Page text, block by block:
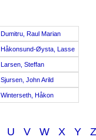
Dumitru, Raul Marian
Håkonsund-Øysta, Lasse
Larsen, Steffan
Sjursen, John Arild
Winterseth, Håkon
U V W X Y Z